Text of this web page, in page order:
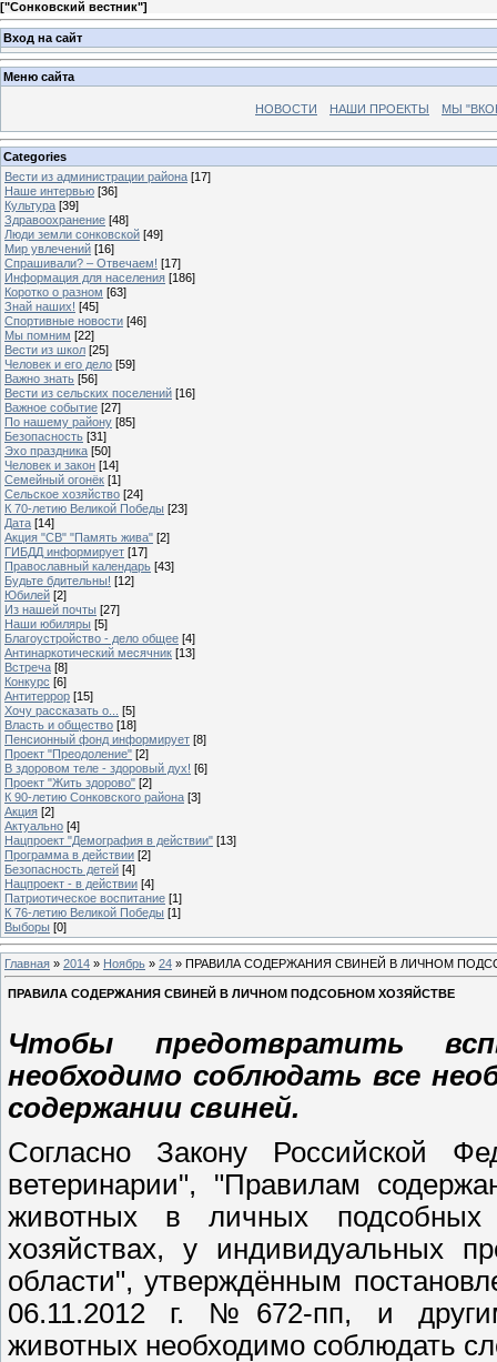
["Сонковский вестник"]
Вход на сайт
Меню сайта
НОВОСТИ НАШИ ПРОЕКТЫ МЫ
Categories
Вести из администрации района [17]
Наше интервью [36]
Культура [39]
Здравоохранение [48]
Люди земли сонковской [49]
Мир увлечений [16]
Спрашивали? – Отвечаем! [17]
Информация для населения [186]
Коротко о разном [63]
Знай наших! [45]
Спортивные новости [46]
Мы помним [22]
Вести из школ [25]
Человек и его дело [59]
Важно знать [56]
Вести из сельских поселений [16]
Важное событие [27]
По нашему району [85]
Безопасность [31]
Эхо праздника [50]
Человек и закон [14]
Семейный огонёк [1]
Сельское хозяйство [24]
К 70-летию Великой Победы [23]
Дата [14]
Акция "СВ" "Память жива" [2]
ГИБДД информирует [17]
Православный календарь [43]
Будьте бдительны! [12]
Юбилей [2]
Из нашей почты [27]
Наши юбиляры [5]
Благоустройство - дело общее [4]
Антинаркотический месячник [13]
Встреча [8]
Конкурс [6]
Антитеррор [15]
Хочу рассказать о...
[5]
Власть и общество [18]
Пенсионный фонд информирует [8]
Проект "Преодоление" [2]
В здоровом теле - здоровый дух! [6]
Проект "Жить здорово" [2]
К 90-летию Сонковского района [3]
Акция [2]
Актуально [4]
Нацпроект "Демография в действии" [13]
Программа в действии [2]
Безопасность детей [4]
Нацпроект - в действии [4]
Патриотическое воспитание [1]
К 76-летию Великой Победы [1]
Выборы [0]
Главная » 2014 » Ноябрь » 24 » ПРАВИЛА СОДЕРЖАНИЯ СВИНЕЙ В ЛИЧНОМ
ПРАВИЛА СОДЕРЖАНИЯ СВИНЕЙ В ЛИЧНОМ ПОДСОБНОМ ХОЗЯЙСТВЕ
Чтобы предотвратить
необходимо соблюдать все
содержании свиней.
Согласно Закону Российской
ветеринарии", "Правилам
животных в личных подсобных
хозяйствах, у индивидуальных
области", утверждённым
06.11.2012 г. №672-пп, и
животных необходимо соблюдать